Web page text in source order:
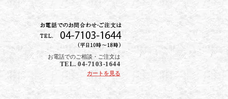
お電話でのご相談・ご注文は
TEL. 04-7103-1644
カートを見る